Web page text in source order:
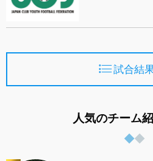
試合結
人気のチーム